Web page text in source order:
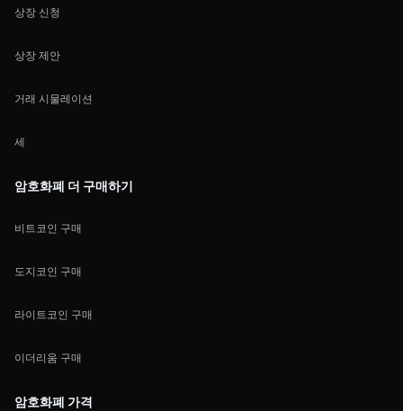
상장 신청
상장 제안
거래 시물레이션
세
암호화폐 더 구매하기
비트코인 구매
도지코인 구매
라이트코인 구매
이더리움 구매
암호화폐 가격